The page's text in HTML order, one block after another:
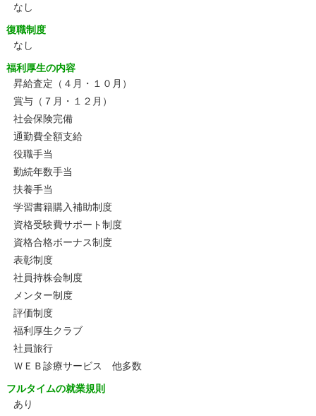
なし
復職制度
なし
福利厚生の内容
昇給査定（４月・１０月）
賞与（７月・１２月）
社会保険完備
通勤費全額支給
役職手当
勤続年数手当
扶養手当
学習書籍購入補助制度
資格受験費サポート制度
資格合格ボーナス制度
表彰制度
社員持株会制度
メンター制度
評価制度
福利厚生クラブ
社員旅行
ＷＥＢ診療サービス 他多数
フルタイムの就業規則
あり